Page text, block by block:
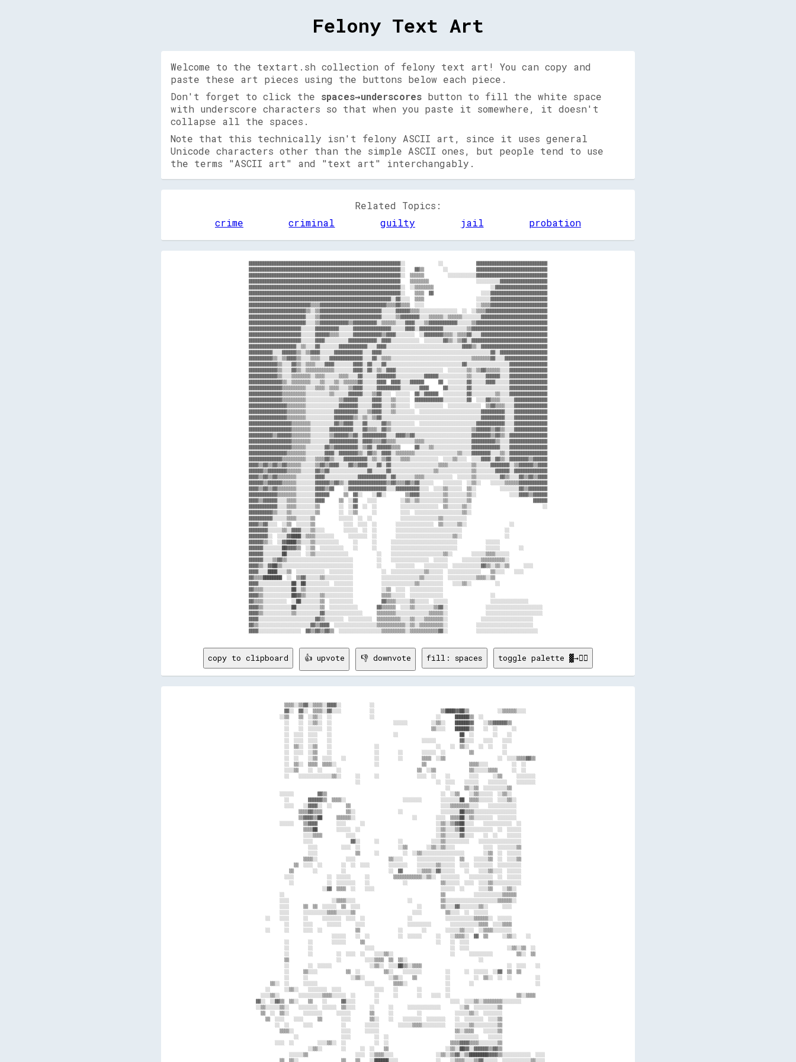
Felony Text Art
Welcome to the textart.sh collection of felony text art! You can copy and
paste these art pieces using the buttons below each piece.
Don't forget to click the spaces→underscores button to fill the white space
with underscore characters so that when you paste it somewhere, it doesn't
collapse all the spaces.
Note that this technically isn't felony ASCII art, since it uses general
Unicode characters other than the simple ASCII ones, but people tend to use
the terms "ASCII art" and "text art" interchangably.
Related Topics:
crime
criminal guilty jail probation
▓▓▓▓▓▓▓▓▓▓▓▓▓▓▓▓▓▓▓▓▓▓▓▓▓▓▓▓▓▓▓▓▓▓▓▓▓▓▓▓▓▓▓▓▓▓▓▓▓▓▓▓▓▓▓▓▓▓▓▓▓▓▓▓░░              ░░              ▓▓▓▓▓▓▓▓▓▓▓▓▓▓▓▓▓▓▓▓▓▓▓▓▓▓▓▓▓▓
▓▓▓▓▓▓▓▓▓▓▓▓▓▓▓▓▓▓▓▓▓▓▓▓▓▓▓▓▓▓▓▓▓▓▓▓▓▓▓▓▓▓▓▓▓▓▓▓▓▓▓▓▓▓▓▓▓▓▓▓▓▓▓▓░░    ▓▓▒▒        ░░            ▓▓▓▓▓▓▓▓▓▓▓▓▓▓▓▓▓▓▓▓▓▓▓▓▓▓▓▓▓▓
▓▓▓▓▓▓▓▓▓▓▓▓▓▓▓▓▓▓▓▓▓▓▓▓▓▓▓▓▓▓▓▓▓▓▓▓▓▓▓▓▓▓▓▓▓▓▓▓▓▓▓▓▓▓▓▓▓▓▓▓▓▓▓▓░░  ▒▒▒▒▒▒          ░░░░░░░░░░░░▓▓▓▓▓▓▓▓▓▓▓▓▓▓▓▓▓▓▓▓▓▓▓▓▓▓▓▓▓▓
▓▓▓▓▓▓▓▓▓▓▓▓▓▓▓▓▓▓▓▓▓▓▓▓▓▓▓▓▓▓▓▓▓▓▓▓▓▓▓▓▓▓▓▓▓▓▓▓▓▓▓▓▓▓▓▓▓▓▓▓▓▓▓▓    ▒▒▒▒▒▒▒▒                    ░░░░░░░░░░▓▓▓▓▓▓▓▓▓▓▓▓▓▓▓▓▓▓▓▓
▓▓▓▓▓▓▓▓▓▓▓▓▓▓▓▓▓▓▓▓▓▓▓▓▓▓▓▓▓▓▓▓▓▓▓▓▓▓▓▓▓▓▓▓▓▓▓▓▓▓▓▓▓▓▓▓▓▓▓▓▓▓▓▓░░  ░░▒▒▒▒▒▒▒▒                        ░░▓▓▓▓▓▓▓▓▓▓▓▓▓▓▓▓▓▓▓▓▓▓
▓▓▓▓▓▓▓▓▓▓▓▓▓▓▓▓▓▓▓▓▓▓▓▓▓▓▓▓▓▓▓▓▓▓▓▓▓▓▓▓▓▓▓▓▓▓▓▓▓▓▓▓▓▓▓▓▓▓▓▓▓▓▓▓░░    ▒▒▒▒  ▓▓                    ░░░░▓▓▓▓▓▓▓▓▓▓▓▓▓▓▓▓▓▓▓▓▓▓▓▓
▓▓▓▓▓▓▓▓▓▓▓▓▓▓▓▓▓▓▓▓▓▓▓▓▓▓▓▓▓▓▓▓▓▓▓▓▓▓▓▓▓▓▓▓▓▓▓▓▓▓▓▓▓▓▓▓▓▓▓▓░░▓▓░░░░  ▒▒▒▒                      ░░░░░░▓▓▓▓▓▓▓▓▓▓▓▓▓▓▓▓▓▓▓▓▓▓▓▓
▓▓▓▓▓▓▓▓▓▓▓▓▓▓▓▓▓▓▓▓▓▓▓▓▓▓▒▒▒▒▓▓▓▓▓▓▓▓▓▓▓▓▓▓▓▓▓▓▓▓▓▓▓▓▓▓▓▓▒▒▒▒▓▓▒▒▒▒  ░░░░                      ░░▒▒▒▒▓▓▓▓▓▓▓▓▓▓▓▓▓▓▓▓▓▓▓▓▓▓▓▓
▓▓▓▓▓▓▓▓▓▓▓▓▓▓▓▓▓▓▓▓▓▓▓▓▒▒░░▒▒▓▓▓▓▓▓▓▓▓▓▓▓▓▓▓▓▓▓▓▓▓▓▓▓▓▓░░░░░░▓▓▓▓▓▓▒▒▒▒░░░░░░░░░░░░░░░░  ░░  ░░▒▒▒▒▓▓▓▓▓▓▓▓▓▓▓▓▓▓▓▓▓▓▓▓▓▓▓▓▓▓
▓▓▓▓▓▓▓▓▓▓▓▓▓▓▓▓▓▓▓▓▓▓▓▓░░░░▒▒▓▓▓▓▓▓▓▓▓▓▓▓▓▓▓▓▓▓▓▓▓▓▓▓▓▓░░░░░░▒▒▓▓▓▓▓▓▓▓░░░░▒▒▒▒▒▒░░▒▒▒▒▒▒░░░░░░░░▓▓▓▓▓▓▓▓▓▓▓▓▓▓▓▓▓▓▓▓▓▓▓▓▓▓▓▓
▓▓▓▓▓▓▓▓▓▓▓▓▓▓▓▓▓▓▓▓▓▓▓▓░░░░▒▒▓▓▓▓▓▓▓▓▓▓▓▓▒▒▓▓▓▓▓▓▓▓▓▓░░▒▒▒▒▒▒░░░░▓▓▓▓░░░░▒▒▓▓▓▓▓▓▓▓▓▓▓▓░░░░░░▒▒▓▓▓▓▓▓▓▓▓▓▓▓▓▓▓▓▓▓▓▓▓▓▓▓▓▓▓▓▓▓
▓▓▓▓▓▓▓▓▓▓▓▓▓▓▓▓▓▓▓▓▓▓░░░░░░▓▓▓▓▓▓▓▓▓▓░░░░░░▓▓▓▓▓▓▓▓▓▓▓▓▓▓▓▓░░░░░░▓▓▓▓░░▓▓▓▓▓▓▓▓▓▓░░░░░░░░░░▒▒▓▓▓▓▓▓▓▓▓▓▓▓▓▓▓▓▓▓▓▓▓▓▓▓▓▓▓▓▓▓▓▓
▓▓▓▓▓▓▓▓▓▓▓▓▓▓▓▓▓▓▓▓▓▓░░░░░░▓▓▓▓▓▓▒▒▒▒░░░░░░▓▓▓▓▓▓▓▓▓▓▓▓▒▒▓▓▓▓░░░░░░░░  ░░▓▓▓▓▓▓▓▓▒▒▒▒░░▒▒▒▒▓▓░░░░▓▓▓▓▓▓▓▓▓▓▓▓▓▓▓▓▓▓▓▓▓▓▓▓▓▓▓▓
▓▓▓▓▓▓▓▓▓▓▓▓▓▓▓▓▓▓▓▓▓▓░░░░░░▓▓▓▓░░░░░░░░░░▓▓▓▓▓▓▓▓▓▓▓▓░░▓▓▓▓░░░░░░░░░░░░  ░░░░░░░░▓▓▒▒░░▒▒▓▓░░▓▓▓▓▓▓▓▓▓▓▓▓▓▓▓▓▓▓▓▓▓▓▓▓▓▓▓▓▓▓▓▓
▓▓▓▓▓▓▓▓▓▓▓▓▓▓▓▓▓▓▓▓░░▒▒░░░░▓▓░░░░░░░░▓▓▓▓▓▓▓▓▓▓▓▓░░░░▓▓▓▓░░░░░░░░░░░░░░░░░░░░░░░░░░░░░░░░▓▓▓▓▒▒░░▓▓▓▓▓▓▓▓▓▓▓▓▓▓▓▓▓▓▓▓▓▓▓▓▓▓▓▓
▓▓▓▓▓▓▓▓▓▓░░░░▓▓▓▓▓▓▒▒░░▒▒▓▓▓▓░░░░░░▓▓▓▓▓▓▓▓▓▓▓▓░░░░▓▓▓▓░░░░░░░░░░░░░░░░░░░░░░░░░░░░░░░░░░░░░░░░░░░░░░▓▓░░▓▓▓▓▓▓▓▓▓▓▓▓▓▓▓▓▓▓▓▓
▓▓▓▓▓▓▓▓▓▓▒▒░░▒▒▓▓▓▓▒▒░░░░▒▒▒▒░░░░▓▓▓▓▓▓▓▓▓▓▓▓▓▓░░░░▓▓░░▒▒▒▒░░░░░░░░░░░░░░░░░░░░░░░░░░░░░░░░░░▒▒▒▒▒▒▒▒▓▓░░░░▓▓▓▓▓▓▓▓▓▓▓▓▓▓▓▓▓▓
▓▓▓▓▓▓▓▓▓▓▓▓▒▒░░░░▓▓▒▒░░▒▒▒▒░░░░▓▓▓▓░░░░░░░░▓▓▓▓░░▓▓░░░░▓▓░░░░░░░░░░░░░░░░░░░░░░░░░░░░░░░░▓▓░░░░░░░░░░░░░░░░░░▓▓▓▓▓▓▓▓▓▓▓▓▓▓▓▓
▓▓▓▓▓▓▓▓▓▓▓▓▒▒░░░░▓▓▒▒░░▒▒▒▒▒▒▒▒▒▒▒▒░░░░░░░░▓▓▓▓░░▓▓░░▒▒░░▓▓▓▓░░░░░░░░░░░░░░░░░░░░  ░░░░░░░░▒▒░░▒▒▓▓▒▒▒▒▒▒░░░░▓▓▓▓▓▓▓▓▓▓▓▓▓▓▓▓
▓▓▓▓▓▓▓▓▓▓▓▓▒▒░░░░▒▒▒▒▒▒▒▒░░▒▒▒▒░░░░░░▒▒▒▒░░░░▓▓░░░░░░▓▓▓▓▓▓▓▓░░░░░░░░░░░░▓▓▓▓▓▓░░░░░░░░░░░░▒▒░░░░░░▓▓▓▓▓▓░░░░▓▓▓▓▓▓▓▓▓▓▓▓▓▓▓▓
▓▓▓▓▓▓▓▓▓▓▓▓▓▓▒▒░░▒▒▒▒▒▒▒▒░░░░▒▒░░░░▒▒░░▒▒▒▒▒▒▓▓░░░░░░▓▓▓▓  ▓▓▓▓░░░░▓▓▓▓▓▓      ▓▓  ░░░░░░░░▓▓░░░░░░▓▓▓▓░░░░░░▓▓▓▓▓▓▓▓▓▓▓▓▓▓▓▓
▓▓▓▓▓▓▓▓▓▓▓▓▓▓▒▒▒▒▒▒▒▒▒▒░░░░▒▒▒▒░░▒▒▒▒░░░░▒▒▓▓▓▓░░░░░░▓▓▓▓▓▓▓▓▓▓░░░░░░░░▓▓▓▓      ▓▓░░░░░░░░▓▓░░░░░░░░░░░░░░░░▓▓▓▓▓▓▓▓▓▓▓▓▓▓▓▓
▓▓▓▓▓▓▓▓▓▓▓▓▓▓▒▒▒▒▒▒▒▒▒▒░░░░░░░░░░▒▒░░░░░░▓▓▓▓▓▓░░░░▒▒▓▓░░░░  ░░░░░░  ▓▓░░▓▓▓▓▓▓  ░░░░░░░░░░▓▓░░░░░░░░░░▒▒░░░░▓▓▓▓▓▓▓▓▓▓▓▓▓▓▓▓
▓▓▓▓▓▓▓▓▓▓▓▓▓▓▒▒▒▒▒▒▒▒▒▒░░░░░░░░░░░░░░▒▒▓▓▓▓▓▓░░░░░░▓▓▓▓░░░░▒▒░░░░░░  ▓▓▓▓▓▓▓▓▓▓▓▓░░░░░░░░░░▓▓  ░░░░▓▓▒▒▒▒░░░░░░▓▓▓▓▓▓▓▓▓▓▓▓▓▓
▓▓▓▓▓▓▓▓▓▓▓▓▓▓▓▓▒▒▒▒▒▒▒▒░░░░░░░░░░░░░░▓▓▓▓▓▓▓▓░░░░░░▓▓▓▓░░░░▒▒░░░░░░  ░░░░░░░░░░░░  ░░░░░░░░░░░░░░  ▒▒▓▓▒▒▒▒░░░░▓▓▓▓▓▓▓▓▓▓▓▓▓▓
▓▓▓▓▓▓▓▓▓▓▓▓▓▓▓▓▒▒▒▒▒▒▒▒░░░░░░░░░░░░▓▓▓▓▓▓▓▓▓▓░░░░▒▒▓▓▓▓░░░░▒▒░░░░░░░░  ░░░░░░░░░░░░░░░░░░░░░░░░░░▓▓▓▓▓▓▓▓▓▓░░░░▓▓▓▓▓▓▓▓▓▓▓▓▓▓
▓▓▓▓▓▓▓▓▓▓▓▓▓▓▓▓▒▒▒▒▒▒▒▒░░░░░░░░░░░░▓▓▓▓▓▓▓▓▒▒░░▒▒░░▒▒▓▓░░░░░░░░░░░░░░░░░░░░░░░░░░░░░░░░░░░░░░░░░░▓▓▓▓▓▓▓▓▓▓░░░░▓▓▓▓▓▓▓▓▓▓▓▓▓▓
▓▓▓▓▓▓▓▓▓▓▓▓▓▓▓▓▓▓▒▒▒▒▒▒▒▒░░░░░░░░░░▓▓▒▒▓▓▓▓░░░░▓▓░░░░░░▓▓▒▒░░░░░░░░░░  ░░░░░░░░░░░░░░░░░░░░░░░░▓▓▓▓▓▓▓▓▓▓▓▓░░░░▓▓▓▓▓▓▓▓▓▓▓▓▓▓
▓▓▓▓▓▓▓▓▓▓▓▓▓▓▓▓▓▓▒▒▒▒▒▒▒▒░░░░░░░░▓▓▓▓▓▓▓▓▓▓░░░░▓▓▒▒▒▒░░▓▓▒▒░░░░░░░░░░░░░░░░░░░░░░░░░░░░░░░░░░▒▒▓▓▓▓▓▓▒▒▓▓▒▒░░░░▓▓▓▓▓▓▓▓▓▓▓▓▓▓
▓▓▓▓▓▓▓▓▓▓▒▒▓▓▓▓▓▓▒▒▒▒▒▒▒▒░░░░░░░░▒▒▓▓▓▓▓▓▒▒▓▓░░▓▓▓▓▓▓▓▓▓▓░░░░▓▓▓▓▒▒▓▓░░░░░░░░░░░░░░░░░░░░░░░░▓▓▓▓▓▓▓▓▒▒▓▓▒▒░░▓▓▓▓▓▓▓▓▓▓▓▓▓▓▓▓
▓▓▓▓▓▓▓▓▓▓▓▓▓▓▓▓▓▓▒▒▒▒▒▒▒▒░░░░░░░░▓▓▓▓▓▓▓▓▓▓▓▓░░▓▓▓▓▒▒▒▒▓▓▒▒▒▒░░░░░░░░▒▒▒▒░░░░░░░░░░░░░░░░░░░░▓▓▓▓▓▓▓▓▓▓▒▒░░░░▓▓▓▓▓▓▓▓▓▓▓▓▓▓▓▓
▓▓▓▓▓▓▓▓▓▓▓▓▓▓▓▓▓▓▒▒▒▒▒▒░░░░░░░░▓▓▒▒▓▓▓▓▓▓▓▓▓▓░░▒▒▓▓░░▓▓▓▓▓▓▒▒▒▒      ▓▓░░░░▒▒░░░░░░░░░░░░░░░░▓▓▓▓▓▓▓▓▓▓▓▓░░░░▓▓▓▓▓▓▓▓▓▓▓▓▓▓▓▓
▓▓▓▓▓▓▓▓▓▓▓▓▓▓▓▓▒▒▒▒▒▒▒▒░░░░░░░░▓▓▓▓░░▓▓▓▓▓▓▓▓▒▒░░▓▓▒▒░░▓▓▓▓░░▒▒▒▒▒▒▒▒░░░░░░░░░░░░░░░░░░▒▒░░░░▓▓▓▓▓▓▓▓░░░░▒▒░░▓▓▓▓▓▓▓▓▓▓▓▓▓▓▓▓
▓▓▓▓▓▓▓▓▓▓▓▓▓▓▒▒▒▒▒▒▒▒▒▒░░░░▒▒▒▒▓▓▒▒░░░░▓▓▓▓▓▓▓▓▓▓░░▒▒░░▒▒▓▓░░░░▒▒▒▒░░░░░░░░░░░░  ░░░░▒▒░░░░  ░░░░▓▓▓▓░░▓▓▒▒░░▓▓▓▓▓▓▓▓▒▒▓▓▓▓▓▓
▓▓▓▓▒▒▓▓▒▒▓▓▒▒▓▓▒▒▒▒▒▒░░░░░░▒▒▓▓▒▒▓▓▓▓░░░░▓▓▒▒▓▓▓▓░░░░▓▓░░▓▓░░░░░░░░░░░░░░░░░░░░▒▒▒▒░░░░░░░░░░▒▒░░░░░░▓▓▓▓▓▓▓▓░░▒▒▓▓▓▓▓▓▒▒▓▓▓▓
▓▓▓▓▓▓▒▒▓▓▓▓▓▓▓▓▒▒▒▒▒▒░░░░░░▓▓▒▒▓▓░░░░░░░░░░░░░░░░▓▓░░░░░░▓▓░░░░░░░░░░░░░░░░░░▒▒░░░░░░░░░░░░░░▒▒░░░░░░░░▓▓▓▓▓▓░░▓▓▓▓▓▓▓▓▓▓▓▓▓▓
▓▓▓▓▒▒▓▓▒▒▓▓▒▒▒▒▒▒▒▒░░░░░░░░▓▓▓▓░░░░░░░░░░░░░░▓▓▓▓▓▓▓▓▓▓▓▓░░▓▓░░░░░░░░▒▒▒▒░░░░░░░░░░░░  ░░░░░░▒▒░░░░░░░░░░▓▓▒▒░░░░▓▓▒▒▓▓▒▒▓▓▓▓
▓▓▓▓▓▓▒▒▓▓▓▓▓▓▒▒▒▒▒▒░░░░░░░░▓▓▓▓▓▓▒▒▓▓▒▒░░▓▓▓▓▓▓▓▓▓▓▓▓▓▓▓▓▒▒▓▓▒▒▒▒▓▓▒▒▓▓░░░░░░    ░░░░░░░░  ░░▒▒░░    ░░░░░░▒▒▒▒▒▒▓▓▓▓▓▓▓▓▓▓▓▓
▓▓▓▓▒▒▓▓▒▒▓▓▒▒▒▒▒▒▒▒░░░░░░░░▓▓▓▓▒▒▓▓    ░░▓▓▓▓▓▓▓▓▓▓▓▓▓▓▓▓░░░░▓▓▓▓▓▓▓▓▓▓░░░░  ░░░░▒▒░░░░░░  ▒▒░░          ░░░░░░░░▓▓▒▒▓▓▓▓▓▓▓▓
▓▓▓▓▓▓▓▓▓▓▓▓▒▒▒▒▒▒▒▒░░░░░░░░▓▓▓▓▓▓      ▒▒  ▓▓░░    ░░▓▓░░        ▒▒▓▓▓▓░░░░░░░░░░▒▒░░░░░░░░▒▒░░              ░░░░▓▓▓▓▒▒▓▓▓▓▓▓
▓▓▓▓▒▒▓▓▓▓▓▓░░░░▒▒▒▒░░░░░░░░▓▓▓▓      ▒▒  ░░▓▓    ░░░░          ░░▒▒░░▒▒░░░░░░░░░░▒▒░░░░░░░░▒▒                          ▓▓▓▓▓▓
▓▓▓▓▓▓▓▓▓▓▓▓░░░░▒▒▒▒░░░░░░░░▒▒        ░░  ░░▓▓  ░░  ░░          ░░░░░░░░░░░░░░░░  ▒▒░░░░░░▒▒░░                              ░░
▓▓▓▓▓▓▓▓▓▓▒▒░░░░▒▒░░░░░░░░░░▒▒        ░░  ░░▒▒      ░░          ░░░░  ░░░░░░░░░░░░░░░░░░░░▒▒░░
▓▓▓▓▓▓▓▓▓▓░░░░░░▒▒▒▒░░░░░░▒▒          ░░░░░░  ░░  ░░            ░░░░░░░░░░░░░░░░▒▒░░░░░░░░░░
▓▓▓▓▒▒▓▓░░░░  ░░▒▒  ░░░░░░▒▒            ░░░░  ░░░░  ░░        ░░░░░░░░░░░░░░░░  ▒▒░░░░░░▒▒░░                  ░░
▓▓▓▓▓▓▓▓░░░░░░▒▒░░▓▓▓▓░░░░▒▒░░░░        ░░░░░░  ░░  ░░        ░░░░░░░░░░░░░░░░░░░░░░░░░░░░                  ░░
▓▓▓▓▓▓▓▓░░  ░░░░▓▓████░░▒▒▒▒░░░░░░░░      ░░░░░░░░  ░░        ░░░░░░░░░░░░░░░░░░░░░░░░▒▒░░                  ░░
▓▓▓▓▓▓▒▒░░  ░░▓▓████▒▒░░░░▒▒░░░░░░░░░░      ░░      ░░      ░░░░░░░░░░░░░░░░░░░░░░░░░░░░            ░░░░░░
▓▓▓▓▓▓░░░░░░░░██▓▓▓▓▒▒  ░░▒▒  ░░░░░░░░░░    ░░      ░░      ░░░░░░░░░░░░░░░░░░░░░░░░░░░░            ░░░░░░        ░░
▓▓▓▓▓▓░░░░░░░░██░░░░░░  ░░▒▒░░░░░░░░░░░░░░            ░░    ░░░░░░░░░░░░░░░░░░░░░░▒▒░░        ░░░░░░▒▒▒▒░░░░░░
▓▓▓▓▓▓░░░░▒▒▓▓▒▒░░░░░░░░░░░░░░░░░░░░░░░░░░░░          ░░    ░░░░░░░░░░░░░░░░  ░░░░░░      ░░░░░░░░▒▒▒▒▒▒▒▒▒▒░░
▓▓▓▓▒▒░░▓▓██▒▒░░░░░░░░░░░░░░░░░░░░░░░░░░░░░░          ░░      ░░░░░░░░    ░░░░░░░░░░  ░░░░░░░░░░░░▓▓▒▒░░▒▒░░▒▒      ░░░░
▓▓▓▓░░░░████░░░░▒▒  ░░░░░░░░░░░░  ░░░░░░░░░░            ░░  ░░░░░░░░░░░░░░▒▒░░░░░░  ░░░░░░░░░░░░░░    ▒▒░░░░    ░░░░
▓▓▒▒▒▒████████  ░░  ▒▒▓▓░░░░░░▒▒░░░░░░░░░░░░            ░░░░░░░░░░░░░░░░▒▒░░░░░░░░  ░░░░░░░░░░░░▒▒▒▒░░▒▒
▓▓▓▓░░░░░░░░░░░░░░██░░██░░░░░░░░░░  ░░░░░░░░            ░░░░░░░░░░░░░░▒▒░░░░░░░░░░    ░░░░▒▒░░          ░░
▓▓▒▒▒▒░░░░░░░░░░░░██░░▒▒░░░░░░░░░░░░░░░░░░░░            ░░▒▒  ░░░░  ░░░░░░░░░░░░░░
▓▓▓▓▒▒░░░░░░░░░░░░██▓▓▒▒░░░░░░▒▒░░░░░░░░░░░░            ▒▒▒▒░░░░░░  ░░░░░░░░░░░░░░                    ░░
▓▓▒▒▒▒░░░░░░░░░░  ░░██░░░░░░░░▒▒  ░░░░░░░░░░            ▓▓▒▒▒▒░░░░░░▒▒░░░░░░  ░░░░░░                  ░░░░░░░░░░░░░░░░
▓▓▓▓▒▒░░░░░░░░░░░░██░░░░░░░░░░▒▒  ░░░░░░░░░░░░        ▓▓▒▒▒▒▒▒  ░░░░▒▒░░░░░░░░▒▒▓▓░░                ░░░░░░░░░░░░░░░░░░░░░░░░
▓▓▓▓▒▒░░░░░░░░░░░░▒▒░░░░░░░░░░▓▓░░░░░░░░░░░░░░░░      ▒▒▒▒▒▒▒▒░░░░░░░░░░░░░░▒▒▒▒▒▒░░                ░░░░░░░░░░░░░░░░░░░░░░░░
▓▓▓▓░░░░░░░░░░░░░░░░░░░░░░░░▓▓▒▒░░░░░░░░  ░░░░░░░░░░  ▒▒▒▒▒▒▒▒▒▒░░░░▒▒░░░░▒▒▒▒▒▒▒▒░░              ░░░░░░░░░░░░░░░░░░░░░░
▓▓▒▒░░░░░░░░░░░░░░░░░░░░░░▓▓▒▒▓▓▓▓  ░░░░░░░░░░░░░░░░░░▒▒▒▒▒▒▒▒▒▒▒▒░░▒▒░░▒▒▒▒▒▒▒▒▒▒░░            ░░░░░░░░░░░░░░░░░░░░░░░░
copy to clipboard 👍 upvote 👎 downvote fill: spaces toggle palette ▓→✊🏽
              ▒▒▒▒░░▒▒▓▓░░▒▒▒▒░░▓▓▓▓░░            ░░
              ▓▓░░  ▓▓░░  ▒▒▒▒░░▓▓░░░░            ░░                            ▒▒████▓▓██▒▒            ░░▒▒▒▒▒▒░░░░
            ░░▒▒    ▒▒  ░░▒▒░░  ░░                ░░                          ░░      ██████▒▒  ░░
              ░░    ░░  ░░▒▒░░  ░░                          ░░░░░░          ░░▒▒░░    ██████▓▓    ░░▒▒▓▓▓▓▓▓▒▒
              ░░    ░░  ░░░░░░  ░░                                          ▒▒░░░░    ██████▒▒    ░░  ░░      ░░
              ░░  ░░░░  ░░░░    ░░                          ░░                          ██  ░░        ░░    ░░
              ░░  ░░░░  ░░░░    ░░                                      ░░░░░░          ▓▓░░░░    ░░░░    ░░░░
              ░░  ▒▒░░  ░░▒▒    ░░                  ░░                        ░░    ░░  ▒▒░░    ░░  ░░    ░░
              ░░  ░░░░  ░░▒▒    ░░                  ░░        ░░        ░░░░░░  ░░          ▒▒            ░░
              ░░  ░░    ░░▒▒  ░░░░    ░░            ░░        ░░        ▒▒▒▒  ░░▒▒                      ░░  ░░░░▒▒▒▒▓▓▒▒
              ░░  ▒▒░░  ▒▒▒▒  ▒▒▒▒░░                ░░                  ▒▒                  ▒▒▒▒░░░░          ░░  ░░
              ░░░░▒▒    ░░  ░░      ░░                                ▒▒  ░░▒▒              ▒▒░░░░░░▒▒▒▒      ░░  ░░
              ░░    ░░░░░░░░░░░░░░▒▒░░      ░░      ░░                ░░░░  ░░    ░░        ░░░░      ░░▒▒      ░░░░░░░░
                                            ░░                                ░░  ░░░░    ░░░░░░    ░░░░░░░░    ░░░░░░░░
                                                                                  ░░      ▒▒░░▒▒  ░░░░░░░░░░▒▒
            ░░░░░░          ▓▓▒▒                                                ░░  ░░▒▒    ░░▒▒░░░░░░  ░░▒▒░░
              ░░        ▓▓▓▓▓▓▒▒  ▒▒▒▒░░                        ░░░░░░░░        ░░░░░░░░██  ▒▒▒▒░░░░░░  ░░░░▒▒░░
              ░░░░    ░░▓▓▓▓░░  ░░      ▒▒                                      ░░░░▒▒▒▒▒▒▒▒░░░░    ░░░░░░░░░░░░
                    ▒▒▒▒▓▓▒▒▒▒          ▒▒░░                  ░░                ░░░░░░░░██▒▒▒▒░░░░░░░░░░░░░░░░░░
                    ▒▒▓▓▓▓▒▒██      ▒▒▒▒▒▒░░                        ░░        ░░░░  ▒▒▒▒██░░▒▒░░░░░░░░  ░░░░░░░░
            ░░░░░░    ▒▒▓▓▓▓        ░░░░      ░░                              ░░▒▒░░▒▒▓▓██░░░░    ░░░░░░░░░░░░  ░░
                      ▒▒▒▒██        ░░░░░░  ░░                                ░░▒▒░░░░▒▒██░░░░░░░░░░░░  ░░  ░░░░░░
                      ░░░░▒▒▒▒          ░░░░                                  ░░▒▒░░░░░░▓▓░░░░    ░░  ░░    ░░░░░░
                      ░░░░                ▓▓░░      ░░        ░░            ░░░░▒▒░░░░░░░░░░    ░░░░░░░░░░░░░░░░░░
                        ░░░░          ░░░░  ░░                ░░▒▒        ░░▒▒░░▒▒░░░░            ░░░░  ░░░░░░░░▒▒
                        ░░░░                ▒▒      ░░          ░░  ░░▒▒░░░░░░░░░░░░░░░░░░        ░░▒▒  ░░  ░░░░░░
                      ▒▒▒▒░░            ░░░░              ▒▒░░░░      ░░░░░░░░░░░░░░░░  ▒▒    ░░░░░░▒▒  ░░  ░░░░▒▒
                  ▒▒  ░░░░  ░░        ░░  ░░  ░░░░        ░░░░░░░░    ░░░░░░░░▒▒░░░░░░  ░░░░  ░░░░░░░░  ░░░░░░░░░░
                ▒▒        ░░          ░░                  ░░  ▓▓      ░░▒▒▒▒░░▓▓░░░░░░    ░░    ░░░░▒▒░░░░  ░░░░░░
              ░░░░              ░░  ░░░░░░      ░░          ▒▒▒▒▒▒▒▒▒▒▒▒░░▒▒░░  ░░░░░░░░    ░░░░░░░░░░  ░░  ░░░░░░
                ░░              ░░  ░░░░░░░░    ░░              ░░              ▒▒░░░░░░  ░░░░  ░░░░▒▒░░░░░░░░░░░░
                              ░░▓▓  ▒▒▒▒  ░░    ░░░░                            ░░░░░░  ░░      ░░░░▒▒    ░░▒▒░░
            ░░                                                                  ▒▒            ░░░░░░░░░░░░▒▒▒▒▒▒
            ░░░░                  ░░▒▒▒▒░░░░                      ░░            ▒▒░░░░░░░░░░░░░░░░░░░░░░▒▒▒▒▒▒░░
            ░░░░      ▒▒  ▒▒  ░░░░░░  ▒▒  ░░░░                        ░░        ▒▒░░░░▓▓░░░░░░░░▒▒░░      ░░░░
            ░░░░      ░░░░░░░░░░▒▒▒▒░░░░░░▒▒                        ░░░░          ▒▒░░░░  ░░  ░░░░░░
      ░░    ░░░░      ░░      ░░░░░░░░  ░░░░  ░░                  ░░              ░░░░░░░░░░░░▒▒▒▒▒▒░░  ░░░░░░
              ░░      ░░░░      ░░░░░░      ░░░░                  ░░░░░░░░░░        ░░░░░░░░░░░░▒▒▒▒  ░░░░▒▒▒▒
      ░░      ░░      ░░░░  ░░              ▒▒                ░░        ░░        ░░░░░░▒▒░░░░  ░░▒▒▒▒░░░░░░░░
                                  ░░░░░░    ░░  ░░            ░░  ░░░░░░      ░░    ░░▒▒▒▒░░  ▓▓  ▒▒      ░░▒▒░░    ░░
              ░░        ░░        ░░░░░░      ▒▒                              ░░    ░░  ░░░░
              ░░        ░░                      ░░░░                                ░░  ░░░░                ░░▒▒░░▒▒  ░░
              ░░        ░░          ░░  ░░░░  ░░    ░░░░▒▒░░                        ░░      ░░░░░░░░░░          ▒▒░░  ▒▒
              ▒▒                    ░░          ░░░░▒▒▒▒  ▒▒  ▒▒░░                              ░░
              ░░        ░░  ░░░░░░                ░░▒▒░░  ░░░░██▒▒░░▒▒▒▒                                    ░░  ░░░░    ░░
              ░░      ▒▒░░░░            ▒▒  ░░          ▒▒░░    ░░░░░░░░          ░░      ░░  ░░░░░░  ░░▓▓  ▒▒  ▒▒
              ░░      ░░                  ░░▒▒░░          ░░▒▒░░    ▒▒            ░░          ░░  ▒▒░░  ░░  ░░          ░░
        ▒▒░░  ░░      ░░░░░░                    ░░░░        ▒▒▒▒░░                ░░        ░░                          ░░
      ░░      ░░▒▒░░    ░░░░░░░░  ░░░░              ░░░░    ░░        ░░          ░░
    ░░░░▒▒░░        ░░░░░░░░░░▒▒▒▒░░░░░░  ░░        ░░      ░░        ░░    ░░░░  ░░                            ▒▒░░▒▒▒▒
  ▓▓░░  ░░▓▓▒▒  ▒▒░░    ▒▒    ░░      ▓▓░░░░        ░░                              ░░░░  ░░░░▒▒░░▒▒▒▒▒▒▒▒░░░░░░░░
  ░░▒▒░░░░░░▒▒░░    ░░░░░░░░  ░░░░░░  ▒▒░░░░      ░░      ░░      ░░░░░░░░░░░░░░        ░░▒▒  ░░░░░░░░░░▒▒
    ▒▒  ░░  ▒▒░░      ░░░░░░░░      ░░░░░░        ▒▒      ░░          ░░              ░░░░░░▒▒░░  ░░░░░░░░
      ▒▒  ░░░░    ░░░░      ▒▒        ░░░░        ▒▒░░    ░░    ░░░░░░░░  ░░░░░░░░    ░░  ░░░░░░░░  ░░░░▒▒
          ░░  ░░      ░░░░            ░░        ░░░░░░        ░░░░░░▒▒▒▒░░░░░░░░░░    ░░░░░░▒▒░░░░░░░░░░▒▒
            ▒▒▒▒░░                    ░░░░      ░░░░░░                                ▒▒░░▒▒▒▒    ░░░░░░▒▒
                  ░░                  ░░░░          ░░  ░░                            ░░░░░░░░░░    ░░░░░░
          ░░░░  ░░          ░░░░▒▒░░  ░░            ░░  ░░                          ▒▒▒▒▓▓▓▓▒▒▒▒░░░░░░░░▒▒
                        ░░▒▒░░        ░░      ░░  ░░    ▒▒                        ░░▒▒░░██▓▓░░▓▓▓▓▓▓▒▒▓▓▒▒
                ░░░░░░▒▒                    ░░░░  ░░▒▒▒▒░░░░                  ░░▒▒░░▒▒▓▓░░▒▒████████▓▓▓▓▒▒░░░░░░░░░░░░  ░░░░
            ▒▒  ▒▒░░                  ▒▒    ▒▒    ░░██████░░░░                ░░    ░░▒▒▒▒░░░░▒▒▓▓░░░░░░  ░░░░░░░░░░░░▒▒░░░░